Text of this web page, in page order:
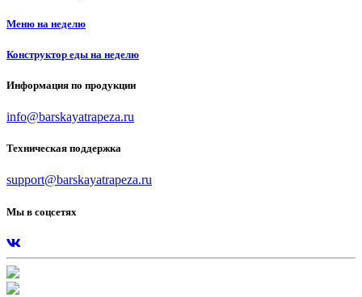
Меню на неделю
Конструктор еды на неделю
Информация по продукции
info@barskayatrapeza.ru
Техническая поддержка
support@barskayatrapeza.ru
Мы в соцсетях